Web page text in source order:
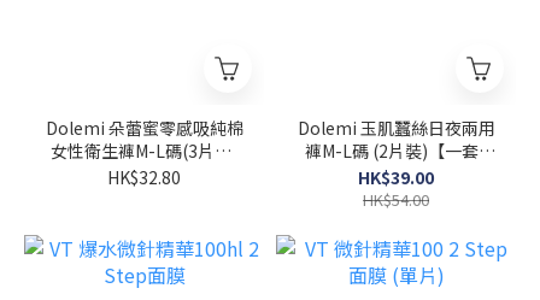
Dolemi 朵蕾蜜零感吸純棉
女性衛生褲M-L碼(3片裝)
【一套3包】
HK$32.80
Dolemi 玉肌蠶絲日夜兩用
褲M-L碼 (2片裝)【一套5
包】
HK$39.00
HK$54.00